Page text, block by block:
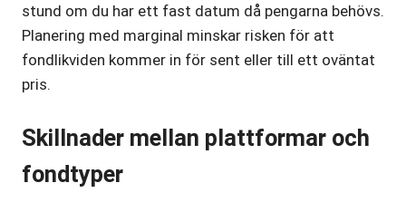
stund om du har ett fast datum då pengarna behövs.
Planering med marginal minskar risken för att
fondlikviden kommer in för sent eller till ett oväntat
pris.
Skillnader mellan plattformar och
fondtyper